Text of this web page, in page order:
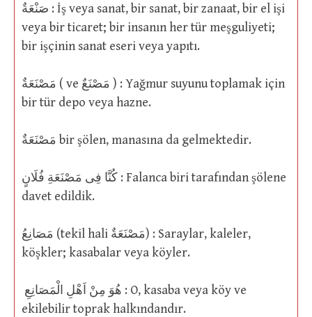
صَنْعَةٌ : İş veya sanat, bir sanat, bir zanaat, bir el işi
veya bir ticaret; bir insanın her tür meşguliyeti;
bir işçinin sanat eseri veya yapıtı.
مَصْنَعَةٌ ( ve مَصْنَعٌ ) : Yağmur suyunu toplamak için
bir tür depo veya hazne.
مَصْنَعَةٌ bir şölen, manasına da gelmektedir.
كُنَّا فِى مَصْنَعَةِ فُلَانٍ : Falanca biri tarafından şölene
davet edildik.
مَصَانِعُ (tekil hali مَصْنَعَةٌ) : Saraylar, kaleler,
köşkler; kasabalar veya köyler.
ekilebilir toprak halkındandır.